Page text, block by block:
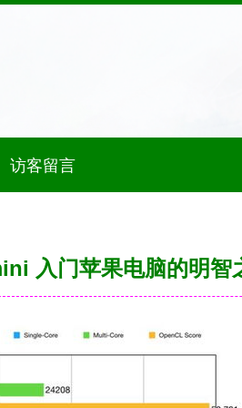
访客留言
入门苹果电脑的明智